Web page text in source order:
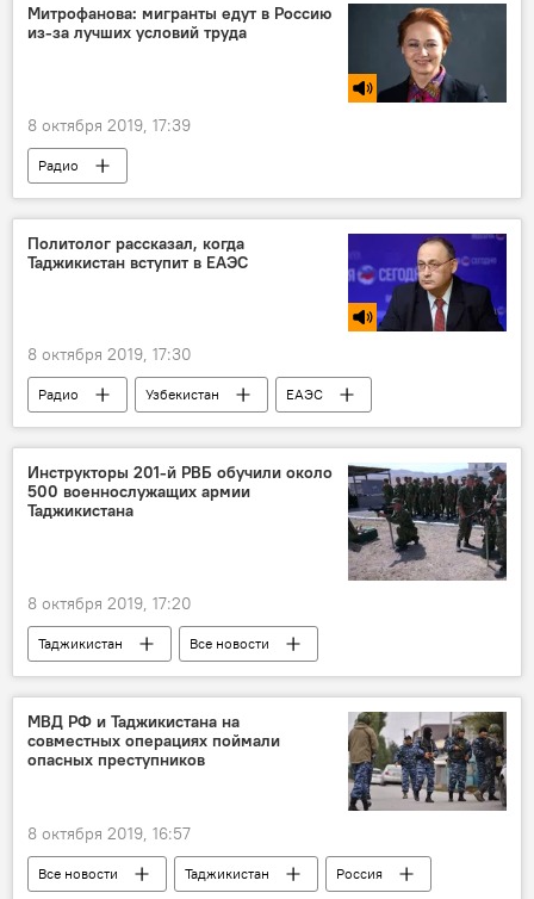
Митрофанова: мигранты едут в Россию
из-за лучших условий труда
8 октября 2019, 17:39
Радио
Новости мигрантов из Центральной Азии в России
Политолог рассказал, когда
Таджикистан вступит в ЕАЭС
8 октября 2019, 17:30
Радио Узбекистан
ЕАЭС
Таджикистан и ЕАЭС: выгоды и перспективы
Таджикистан
Инструкторы 201-й РВБ обучили около
500 военнослужащих армии
Таджикистана
8 октября 2019, 17:20
Таджикистан
Все новости
201-я РВБ в Таджикистане
МВД РФ и Таджикистана на
совместных операциях поймали
опасных преступников
8 октября 2019, 16:57
Все новости Таджикистан
Россия